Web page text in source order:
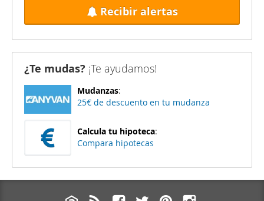
Recibir alertas
¿Te mudas? ¡Te ayudamos!
Mudanzas:
25€ de descuento en tu mudanza
Calcula tu hipoteca:
Compara hipotecas